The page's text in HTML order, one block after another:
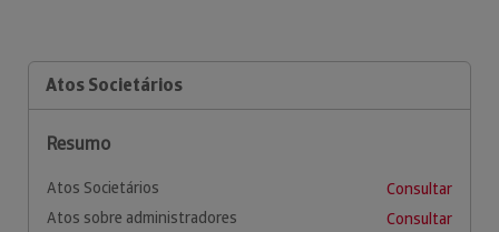
Atos Societários
Resumo
Atos Societários
Consultar
Atos sobre administradores
Consultar